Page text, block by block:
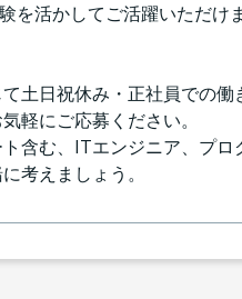
を活かしてご活躍いただ
土日祝休み・正社員での
軽にご応募ください。
含む、ITエンジニア、プ
考えましょう。